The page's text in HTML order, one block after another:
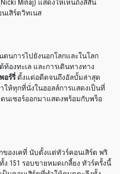
Minaj) แสดงให้เห็นถึงสีสัน
เสิร์ตวิทเนส
นการไปยังนอกโลกและในโลก
องทะเล และการเดินทางทาง
อร์รี่ตั้งแต่อดีตจนถึงอัลบั้มล่าสุด
ให้ทุกที่นั่งในฮอลล์การแสดงเป็นที่
นเซอร์ออกมาแสดงพร้อมกับพร็อ
องเคที่ นับตั้งแต่ทัวร์คอนเสิร์ต พริ
151 รอบขายหมดเกลี้ยง ทัวร์ครั้งนี้